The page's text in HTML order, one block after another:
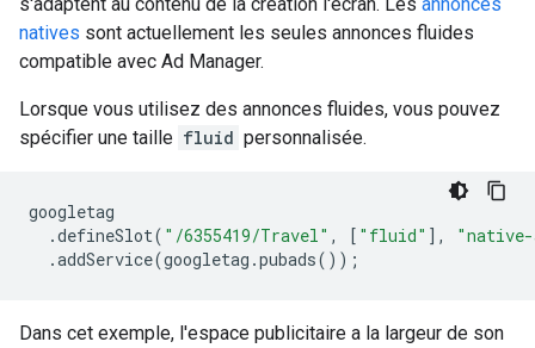
natives sont actuellement les seules annonces fluides
compatible avec Ad Manager.
Lorsque vous utilisez des annonces fluides, vous pouvez
spécifier une taille fluid personnalisée.
googletag
.defineSlot( "/6355419/Travel" , [ "fluid" ],
.addService(googletag .pubads());
Dans cet exemple, l'espace publicitaire a la largeur de son